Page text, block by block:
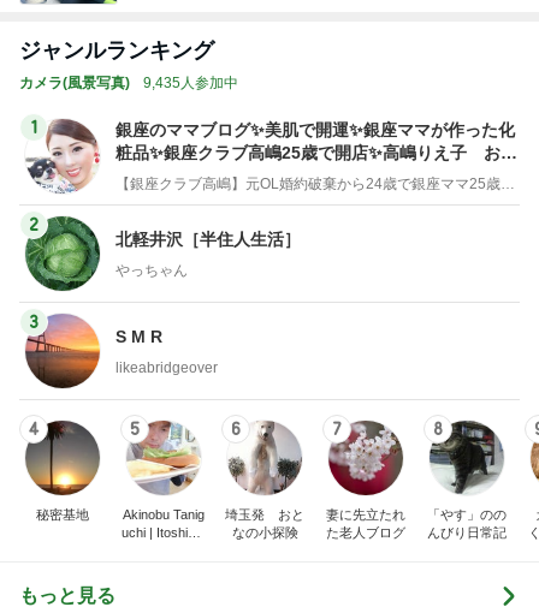
ジャンルランキング
カメラ(風景写真) 9,435人参加中
1
銀座のママブログ✨美肌で開運✨銀座ママが作った化
粧品✨銀座クラブ高嶋25歳で開店✨高嶋りえ子 お着
物でエルメス バーキン コーデ
【銀座クラブ高嶋】元OL婚約破棄から24歳で銀座ママ25歳でオーナーママ銀座 美肌で開運♡パワースポット巡り高嶋りえ子ブログ
2
北軽井沢［半住人生活］
やっちゃん
3
S M R
likeabridgeover
4
秘密基地
5
Akinobu Tanig
uchi | Itoshima
6
埼玉発 おと
なの小探険
7
妻に先立たれ
た老人ブログ
8
「やす」のの
んびり日常記
もっと見る